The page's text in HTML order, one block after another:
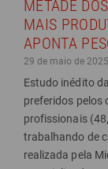
METADE
MAIS
APONTA
29 de maio de 2025
Estudo inédito
preferidos pelos
profissionais
trabalhando de
realizada pela